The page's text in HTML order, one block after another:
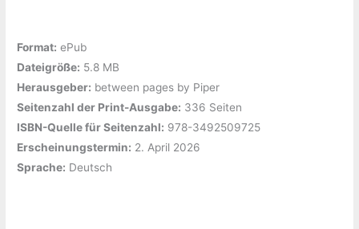
Format: ePub
Dateigröße: ‎5.8 MB
Herausgeber: ‎between pages by Piper
Seitenzahl der Print-Ausgabe: ‎336 Seiten
ISBN-Quelle für Seitenzahl: ‎978-3492509725
Erscheinungstermin: ‎2. April 2026
Sprache: ‎Deutsch